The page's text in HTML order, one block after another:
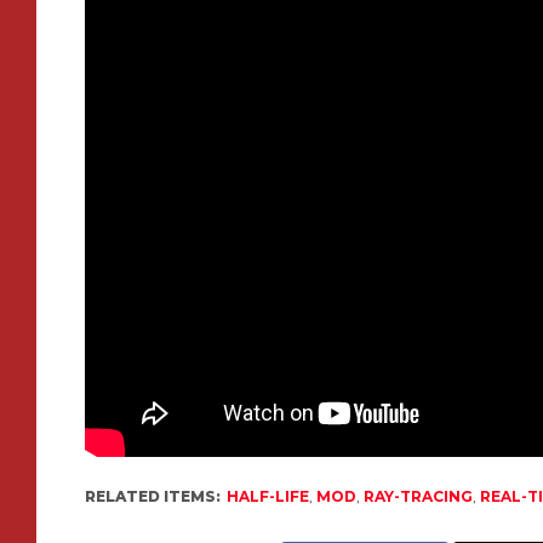
RELATED ITEMS: HALF-LIFE, MOD, RAY-TRACING, REAL-